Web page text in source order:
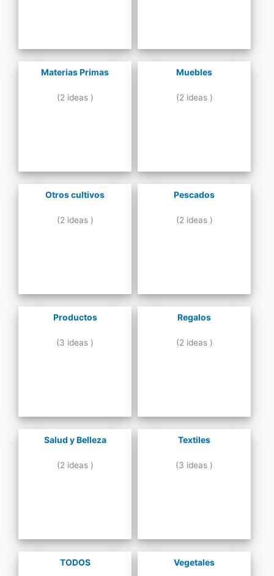
Materias Primas
(2 ideas )
Muebles
(2 ideas )
Otros cultivos
(2 ideas )
Pescados
(2 ideas )
Productos
(3 ideas )
Regalos
(2 ideas )
Salud y Belleza
(2 ideas )
Textiles
(3 ideas )
TODOS Vegetales